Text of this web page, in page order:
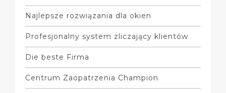
Najlepsze rozwiązania dla okien
Profesjonalny system zliczający klientów
Die beste Firma
Centrum Zaopatrzenia Champion